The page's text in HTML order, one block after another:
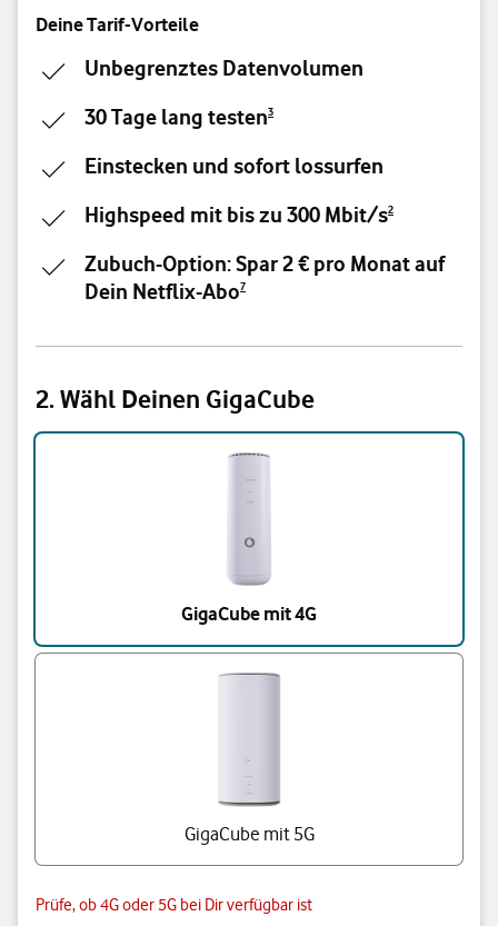
Deine Tarif-Vorteile
Unbegrenztes Datenvolumen
30 Tage lang testen3
Einstecken und sofort lossurfen
Highspeed mit bis zu 300 Mbit/s2
Zubuch-Option: Spar 2 € pro Monat auf
Dein Netflix-Abo7
2. Wähl Deinen GigaCube
Triff eine Auswahl
GigaCube mit 4G
GigaCube mit 5G
Prüfe, ob 4G oder 5G bei Dir verfügbar ist